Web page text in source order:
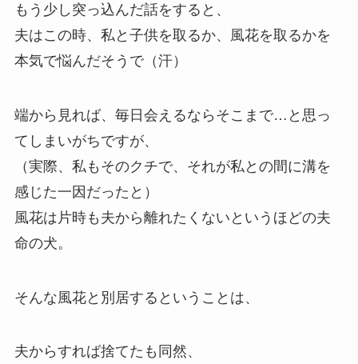
もう少し突っ込んだ話をすると、
夫はこの時、私と子供を取るか、風花を取るかを
本気で悩んだそうで（汗）
端から見れば、毎日会えるならそこまで…と思っ
てしまいがちですが、
（実際、私もそのクチで、それが私との間に溝を
感じた一因だったと）
風花は片時も夫から離れたくないというほどの夫
命の犬。
そんな風花と別居するということは、
夫からすれば捨てたも同然、